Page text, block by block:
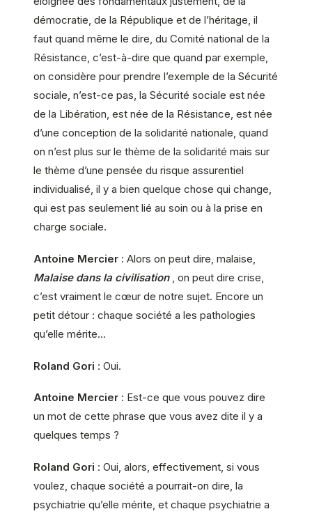
démocratie, de la République et de l’héritage, il
faut quand même le dire, du Comité national de la
Résistance, c’est-à-dire que quand par exemple,
on considère pour prendre l’exemple de la Sécurité
sociale, n’est-ce pas, la Sécurité sociale est née
de la Libération, est née de la Résistance, est née
d’une conception de la solidarité nationale, quand
on n’est plus sur le thème de la solidarité mais sur
le thème d’une pensée du risque assurentiel
individualisé, il y a bien quelque chose qui change,
qui est pas seulement lié au soin ou à la prise en
charge sociale.
Antoine Mercier : Alors on peut dire, malaise,
Malaise dans la civilisation , on peut dire crise,
c’est vraiment le cœur de notre sujet. Encore un
petit détour : chaque société a les pathologies
qu’elle mérite…
Roland Gori : Oui.
Antoine Mercier : Est-ce que vous pouvez dire
un mot de cette phrase que vous avez dite il y a
quelques temps ?
Roland Gori : Oui, alors, effectivement, si vous
voulez, chaque société a pourrait-on dire, la
psychiatrie qu’elle mérite, et chaque psychiatrie a